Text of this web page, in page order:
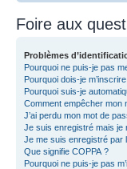
Foire aux
Problèmes
Pourquoi ne puis-je pas
Pourquoi dois-je
Pourquoi suis-je
Comment empêcher mon
J’ai perdu mon mot de
Je suis enregistré mais je
Je me suis enregistré par
Que signifie COPPA ?
Pourquoi ne puis-je pas